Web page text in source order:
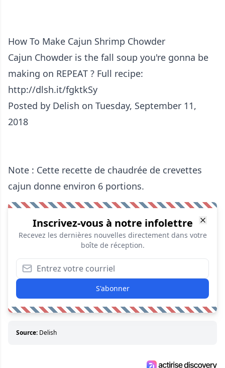
How To Make Cajun Shrimp Chowder
Cajun Chowder is the fall soup you're gonna be
making on REPEAT ? Full recipe:
http://dlsh.it/fgktkSy
Posted by Delish on Tuesday, September 11,
2018
Note : Cette recette de chaudrée de crevettes
cajun donne environ 6 portions.
Inscrivez-vous à notre infolettre
Recevez les dernières nouvelles directement dans votre
boîte de réception.
S'abonner
Source: Delish